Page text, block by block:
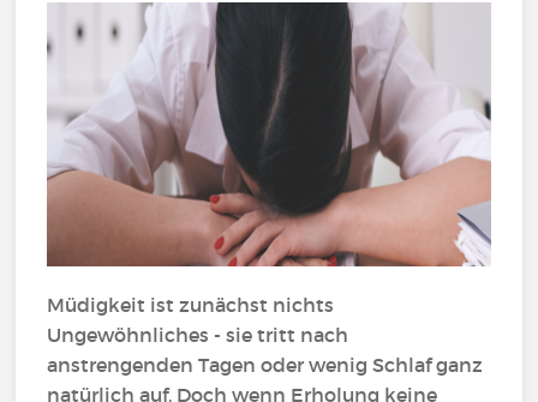
Müdigkeit ist zunächst nichts
Ungewöhnliches - sie tritt nach
anstrengenden Tagen oder wenig Schlaf ganz
natürlich auf. Doch wenn Erholung keine